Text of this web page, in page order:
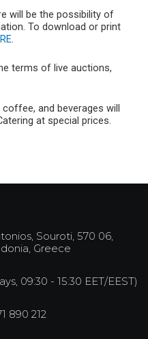
will be the possibility of
To download or print
.
terms of live auctions,
and beverages will
at special prices.
Souroti, 570 06,
Greece
09:30 - 15:30 EET/EEST)
890 212